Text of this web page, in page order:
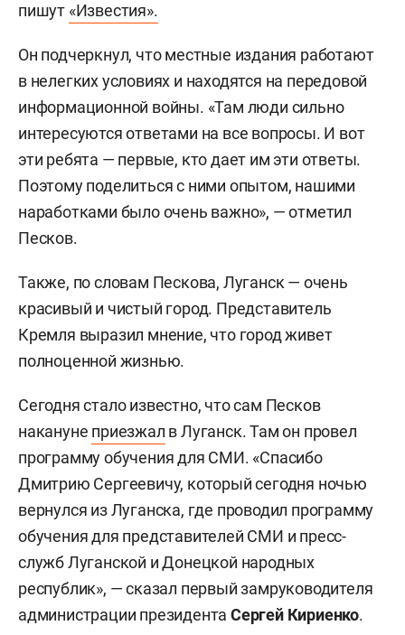
пишут «Известия».
Он подчеркнул, что местные издания работают
в нелегких условиях и находятся на передовой
информационной войны. «Там люди сильно
интересуются ответами на все вопросы. И вот
эти ребята — первые, кто дает им эти ответы.
Поэтому поделиться с ними опытом, нашими
наработками было очень важно», — отметил
Песков.
Также, по словам Пескова, Луганск — очень
красивый и чистый город. Представитель
Кремля выразил мнение, что город живет
полноценной жизнью.
Сегодня стало известно, что сам Песков
накануне приезжал в Луганск. Там он провел
программу обучения для СМИ. «Спасибо
Дмитрию Сергеевичу, который сегодня ночью
вернулся из Луганска, где проводил программу
обучения для представителей СМИ и пресс-
служб Луганской и Донецкой народных
республик», — сказал первый замруководителя
администрации президентаСергей Кириенко.